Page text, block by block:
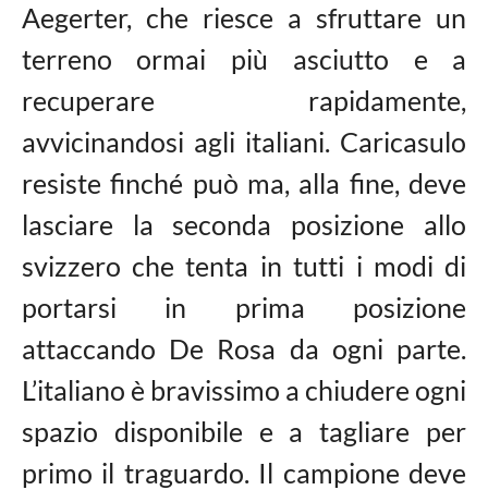
Aegerter, che riesce a sfruttare un
terreno ormai più asciutto e a
recuperare rapidamente,
avvicinandosi agli italiani. Caricasulo
resiste finché può ma, alla fine, deve
lasciare la seconda posizione allo
svizzero che tenta in tutti i modi di
portarsi in prima posizione
attaccando De Rosa da ogni parte.
L’italiano è bravissimo a chiudere ogni
spazio disponibile e a tagliare per
primo il traguardo. Il campione deve